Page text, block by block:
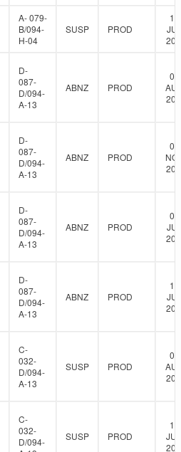
A- 079-
B/094-
H-04
SUSP PROD
D-
087-
D/094-
A-13
ABNZ PROD
D-
087-
D/094-
A-13
ABNZ PROD
D-
087-
D/094-
A-13
ABNZ PROD
D-
087-
D/094-
A-13
ABNZ PROD
C-
032-
D/094-
A-13
SUSP PROD
C-
032-
D/094-
SUSP PROD